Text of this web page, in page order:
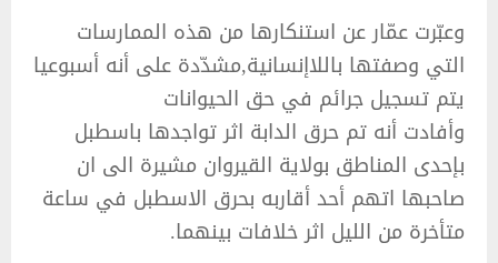
وعبّرت عمّار عن استنكارها من هذه الممارسات
التي وصفتها باللاإنسانية,مشدّدة على أنه أسبوعيا
يتم تسجيل جرائم في حق الحيوانات
وأفادت أنه تم حرق الدابة اثر تواجدها باسطبل
بإحدى المناطق بولاية القيروان مشيرة الى ان
صاحبها اتهم أحد أقاربه بحرق الاسطبل في ساعة
متأخرة من الليل اثر خلافات بينهما.